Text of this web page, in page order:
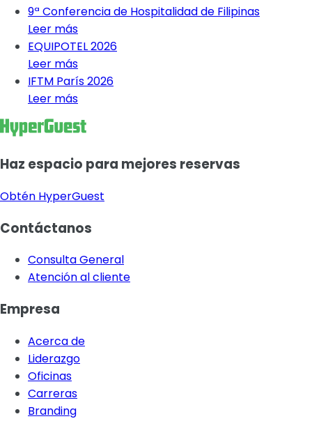
9ª Conferencia de Hospitalidad de Filipinas
Leer más
EQUIPOTEL 2026
Leer más
IFTM París 2026
Leer más
Haz espacio para mejores reservas
Obtén HyperGuest
Contáctanos
Consulta General
Atención al cliente
Empresa
Acerca de
Liderazgo
Oficinas
Carreras
Branding